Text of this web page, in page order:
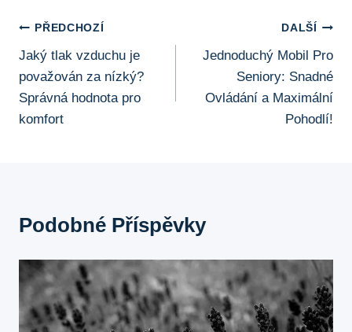
Navigace
Pro
Příspěvek
PŘEDCHOZÍ
Jaký tlak vzduchu je
považován za nízký?
Správná hodnota pro
komfort
DALŠÍ
Jednoduchý Mobil Pro
Seniory: Snadné
Ovládání a Maximální
Pohodlí!
Podobné Příspěvky